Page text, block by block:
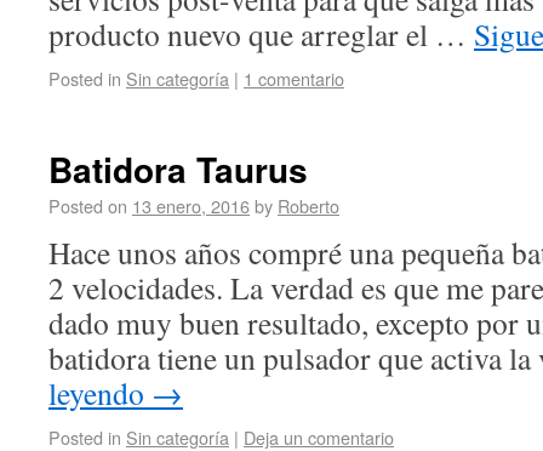
producto nuevo que arreglar el …
Posted in Sin categoría | 1 comentario
Batidora Taurus
Posted on 13 enero, 2016by Roberto
Hace unos años compré una pequeña
2 velocidades. La verdad es que me
dado muy buen resultado, excepto por
batidora tiene un pulsador que activa
leyendo →
Posted in Sin categoría | Deja un comentario